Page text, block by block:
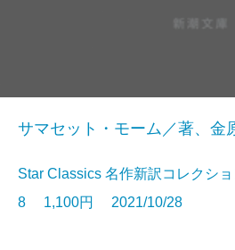
サマセット・モーム／著、金
Star Classics 名作新訳コレクシ
8 1,100円 2021/10/28